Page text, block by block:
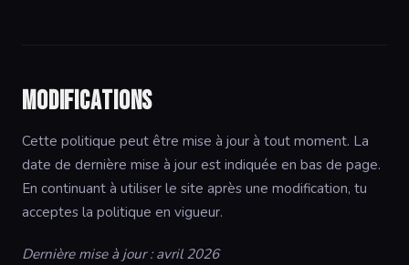
Modifications
Cette politique peut être mise à jour à tout moment. La
date de dernière mise à jour est indiquée en bas de page.
En continuant à utiliser le site après une modification, tu
acceptes la politique en vigueur.
Dernière mise à jour : avril 2026